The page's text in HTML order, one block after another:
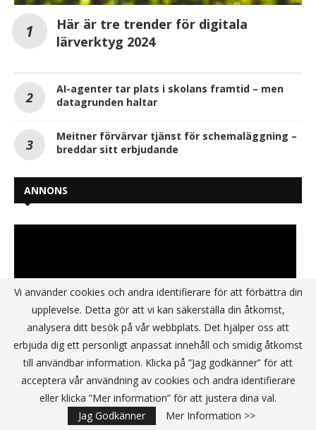
Här är tre trender för digitala
lärverktyg 2024
AI-agenter tar plats i skolans framtid – men
datagrunden haltar
Meitner förvärvar tjänst för schemaläggning –
breddar sitt erbjudande
ANNONS
Vi använder cookies och andra identifierare för att förbättra din
upplevelse. Detta gör att vi kan säkerställa din åtkomst,
analysera ditt besök på vår webbplats. Det hjälper oss att
erbjuda dig ett personligt anpassat innehåll och smidig åtkomst
till användbar information. Klicka på ”Jag godkänner” för att
acceptera vår användning av cookies och andra identifierare
eller klicka ”Mer information” för att justera dina val.
Jag Godkänner
Mer Information >>